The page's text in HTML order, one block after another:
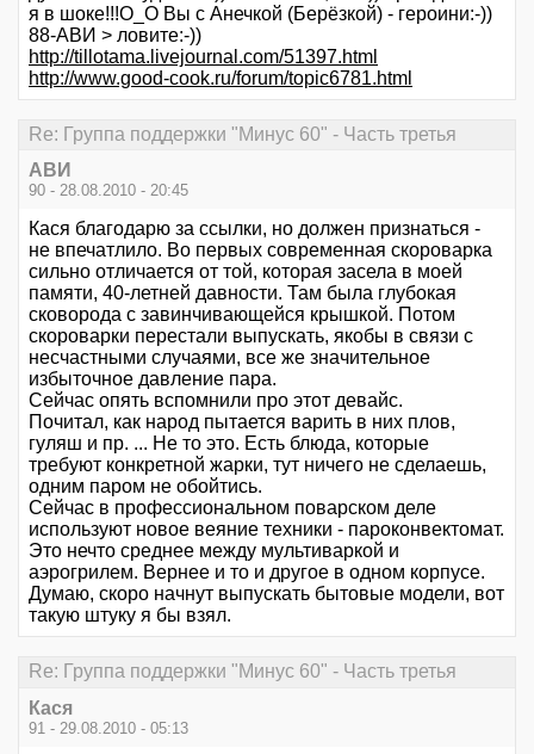
я в шоке!!!О_О Вы с Анечкой (Берёзкой) - героини:-))
88-АВИ > ловите:-))
http://tillotama.livejournal.com/51397.html
http://www.good-cook.ru/forum/topic6781.html
Re: Группа поддержки "Минус 60" - Часть третья
АВИ
90 - 28.08.2010 - 20:45
Кася благодарю за ссылки, но должен признаться -
не впечатлило. Во первых современная скороварка
сильно отличается от той, которая засела в моей
памяти, 40-летней давности. Там была глубокая
сковорода с завинчивающейся крышкой. Потом
скороварки перестали выпускать, якобы в связи с
несчастными случаями, все же значительное
избыточное давление пара.
Сейчас опять вспомнили про этот девайс.
Почитал, как народ пытается варить в них плов,
гуляш и пр. ... Не то это. Есть блюда, которые
требуют конкретной жарки, тут ничего не сделаешь,
одним паром не обойтись.
Сейчас в профессиональном поварском деле
используют новое веяние техники - пароконвектомат.
Это нечто среднее между мультиваркой и
аэрогрилем. Вернее и то и другое в одном корпусе.
Думаю, скоро начнут выпускать бытовые модели, вот
такую штуку я бы взял.
Re: Группа поддержки "Минус 60" - Часть третья
Кася
91 - 29.08.2010 - 05:13